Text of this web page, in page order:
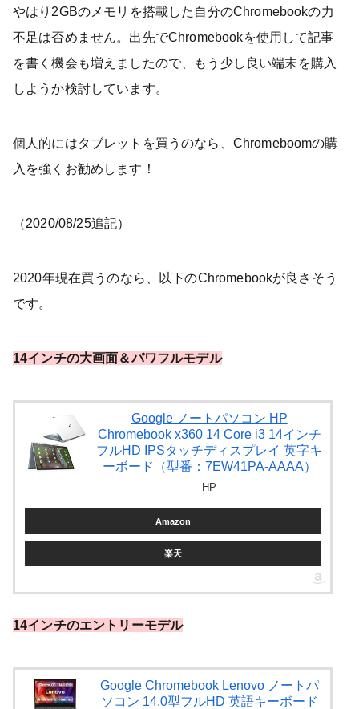
やはり2GBのメモリを搭載した自分のChromebookの力
不足は否めません。出先でChromebookを使用して記事
を書く機会も増えましたので、もう少し良い端末を購入
しようか検討しています。
個人的にはタブレットを買うのなら、Chromeboomの購
入を強くお勧めします！
（2020/08/25追記）
2020年現在買うのなら、以下のChromebookが良さそう
です。
14インチの大画面＆パワフルモデル
Google ノートパソコン HP
Chromebook x360 14 Core i3 14インチ
フルHD IPSタッチディスプレイ 英字キ
ーボード（型番：7EW41PA-AAAA）
HP
Amazon
楽天
14インチのエントリーモデル
Google Chromebook Lenovo ノートパ
ソコン 14.0型フルHD 英語キーボード